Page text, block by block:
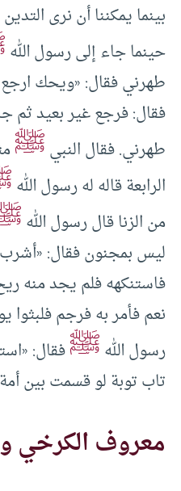
بينما يمكننا أن نرى
حينما جاء إلى رسول الله
طهرني فقال: «ويحك ارجع
فقال: فرجع غير بعيد ثم
طهرني. فقال النبيﷺ
الرابعة قاله له رسول الله
من الزنا قال رسول الله
ليس بمجنون فقال:
فاستنكهه فلم يجد منه
نعم فأمر به فرجم فلبثوا
رسول اللهﷺفقال:
تاب توبة لو قسمت بين
معروف الكرخي